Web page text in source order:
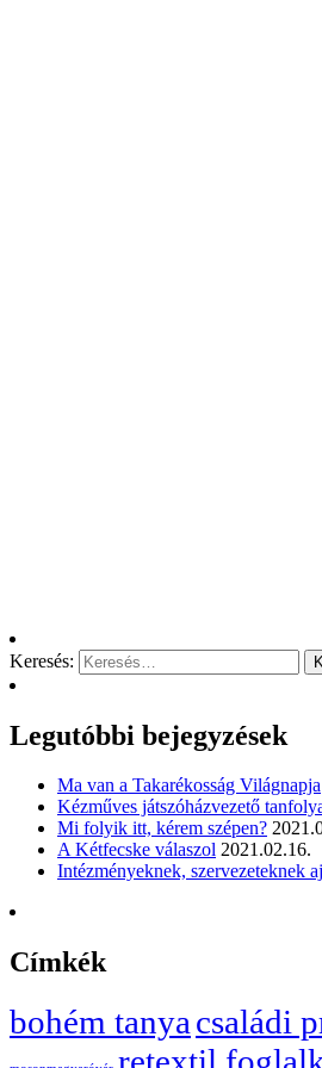
Keresés:
Legutóbbi bejegyzések
Ma van a Takarékosság Világnapja
Kézműves játszóházvezető
Mi folyik itt, kérem szépen?
A Kétfecske válaszol 2021.02.16.
Intézményeknek, szervezeteknek
Címkék
bohém tanya családi